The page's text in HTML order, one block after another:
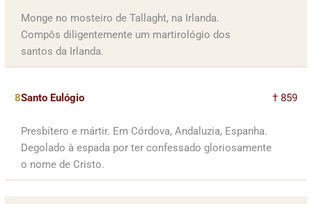
Monge no mosteiro de Tallaght, na Irlanda.
Compôs diligentemente um martirológio dos
santos da Irlanda.
8Santo Eulógio
Presbítero e mártir. Em Córdova, Andaluzia, Espanha.
Degolado à espada por ter confessado gloriosamente
o nome de Cristo.
† 859